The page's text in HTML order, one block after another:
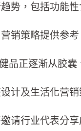
势，包括功能
销策略提供参考
品正逐渐从胶
计及生活化营
请行业代表分